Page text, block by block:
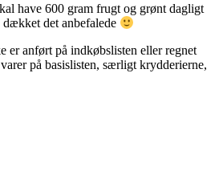
have 600 gram frugt og grønt dagligt
det anbefalede
er anført på indkøbslisten eller regnet
på basislisten, særligt krydderierne,